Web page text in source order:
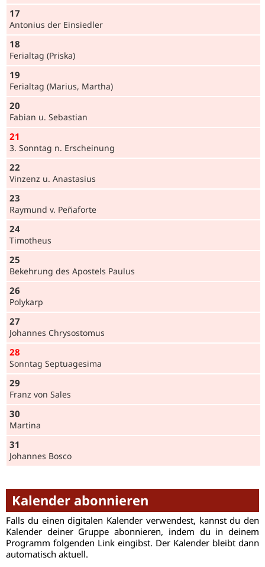
17
Antonius der Einsiedler
18
Ferialtag (Priska)
19
Ferialtag (Marius, Martha)
20
Fabian u. Sebastian
21
3. Sonntag n. Erscheinung
22
Vinzenz u. Anastasius
23
Raymund v. Peñaforte
24
Timotheus
25
Bekehrung des Apostels Paulus
26
Polykarp
27
Johannes Chrysostomus
28
Sonntag Septua­gesima
29
Franz von Sales
30
Martina
31
Johannes Bosco
Kalender abonnieren
Falls du einen digitalen Kalender verwendest, kannst du den
Kalender deiner Gruppe abonnieren, indem du in deinem
Programm folgenden Link eingibst. Der Kalender bleibt dann
automatisch aktuell.